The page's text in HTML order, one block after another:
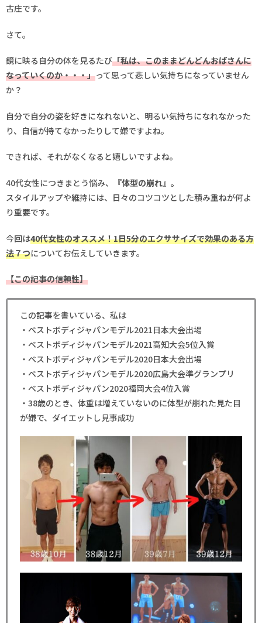
古庄です。
さて。
鏡に映る自分の体を見るたび「私は、このままどんどんおばさんに
なっていくのか・・・」って思って悲しい気持ちになっていません
か？
自分で自分の姿を好きになれないと、明るい気持ちになれなかった
り、自信が持てなかったりして嫌ですよね。
できれば、それがなくなると嬉しいですよね。
40代女性につきまとう悩み、
『体型の崩れ』。
スタイルアップや維持には、日々のコツコツとした積み重ねが何よ
り重要です。
今回は40代女性のオススメ！1日5分のエクササイズで効果のある方
法７つについてお伝えしていきます。
【この記事の信頼性】
この記事を書いている、私は
・ベストボディジャパンモデル2021日本大会出場
・ベストボディジャパンモデル2021高知大会5位入賞
・ベストボディジャパンモデル2020日本大会出場
・ベストボディジャパンモデル2020広島大会準グランプリ
・ベストボディジャパン2020福岡大会4位入賞
・38歳のとき、体重は増えていないのに体型が崩れた見た目
が嫌で、ダイエットし見事成功